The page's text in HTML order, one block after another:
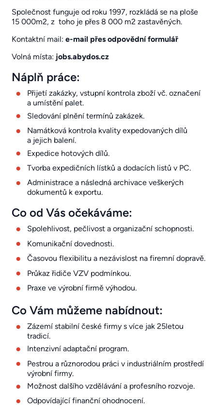
Společnost funguje od roku 1997, rozkládá se na ploše
15 000m2, z toho je přes 8 000 m2 zastavěných.
Kontaktní mail: e-mail přes odpovědní formulář
Volná místa: jobs.abydos.cz
Náplň práce:
Přijetí zakázky, vstupní kontrola zboží vč. označení
a umístění palet.
Sledování plnění termínů zakázek.
Namátková kontrola kvality expedovaných dílů
a jejich balení.
Expedice hotových dílů.
Tvorba expedičních lístků a dodacích listů v PC.
Administrace a následná archivace veškerých
dokumentů k exportu.
Co od Vás očekáváme:
Spolehlivost, pečlivost a organizační schopnosti.
Komunikační dovednosti.
Časovou flexibilitu a nezávislost na firemní dopravě.
Průkaz řidiče VZV podmínkou.
Praxe ve výrobní firmě výhodou.
Co Vám můžeme nabídnout:
Zázemí stabilní české firmy s více jak 25letou
tradicí.
Intenzivní adaptační program.
Pestrou a různorodou práci v industriálním prostředí
výrobní firmy.
Možnost dalšího vzdělávání a profesního rozvoje.
Odpovídající finanční ohodnocení.